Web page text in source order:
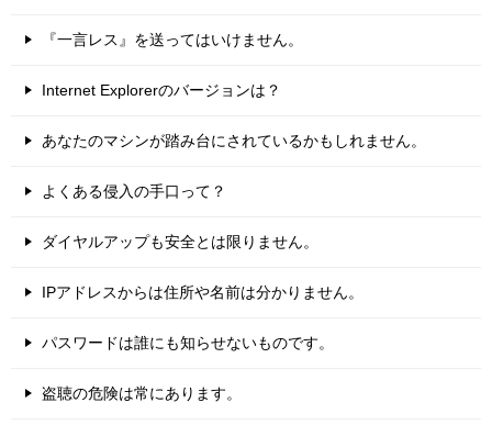
『一言レス』を送ってはいけません。
Internet Explorerのバージョンは？
あなたのマシンが踏み台にされているかもしれません。
よくある侵入の手口って？
ダイヤルアップも安全とは限りません。
IPアドレスからは住所や名前は分かりません。
パスワードは誰にも知らせないものです。
盗聴の危険は常にあります。